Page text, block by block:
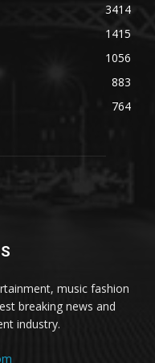
3414
1415
1056
883
764
music fashion
breaking news and
industry.